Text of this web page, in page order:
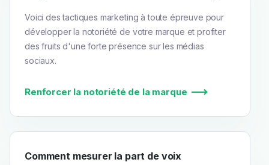
Voici des tactiques marketing à toute épreuve pour
développer la notoriété de votre marque et profiter
des fruits d'une forte présence sur les médias
sociaux.
Renforcer la notoriété de la marque
Comment mesurer la part de voix